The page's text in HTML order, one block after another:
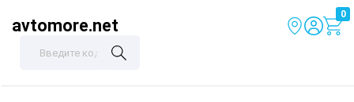
avtomore.net
0